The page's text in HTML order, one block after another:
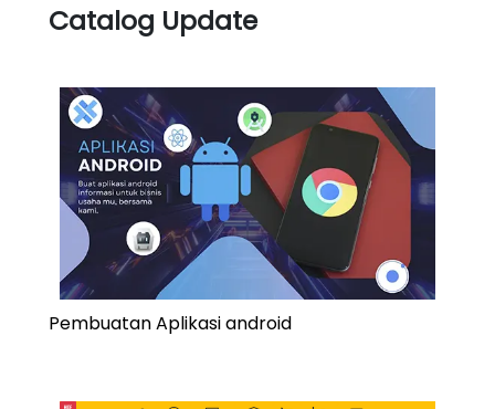
Catalog Update
Pembuatan Aplikasi android